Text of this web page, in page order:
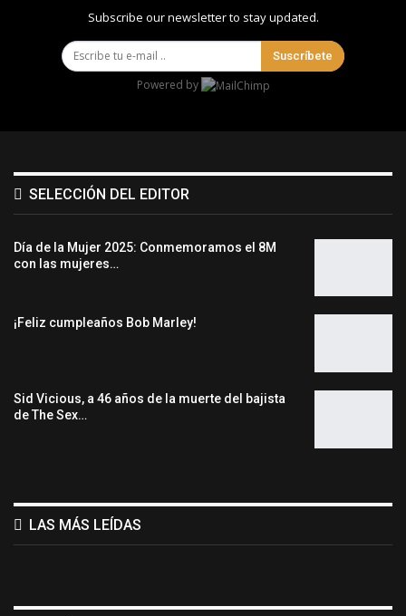
Subscribe our newsletter to stay updated.
Suscríbete
Powered by
SELECCIÓN DEL EDITOR
Día de la Mujer 2025: Conmemoramos el 8M
con las mujeres…
¡Feliz cumpleaños Bob Marley!
Sid Vicious, a 46 años de la muerte del bajista
de The Sex…
LAS MÁS LEÍDAS